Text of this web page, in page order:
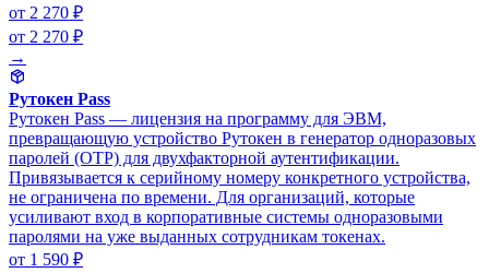
от 2 270 ₽
от 2 270 ₽
→
Рутокен Pass
Рутокен Pass — лицензия на программу для ЭВМ,
превращающую устройство Рутокен в генератор одноразовых
паролей (OTP) для двухфакторной аутентификации.
Привязывается к серийному номеру конкретного устройства,
не ограничена по времени. Для организаций, которые
усиливают вход в корпоративные системы одноразовыми
паролями на уже выданных сотрудникам токенах.
от 1 590 ₽